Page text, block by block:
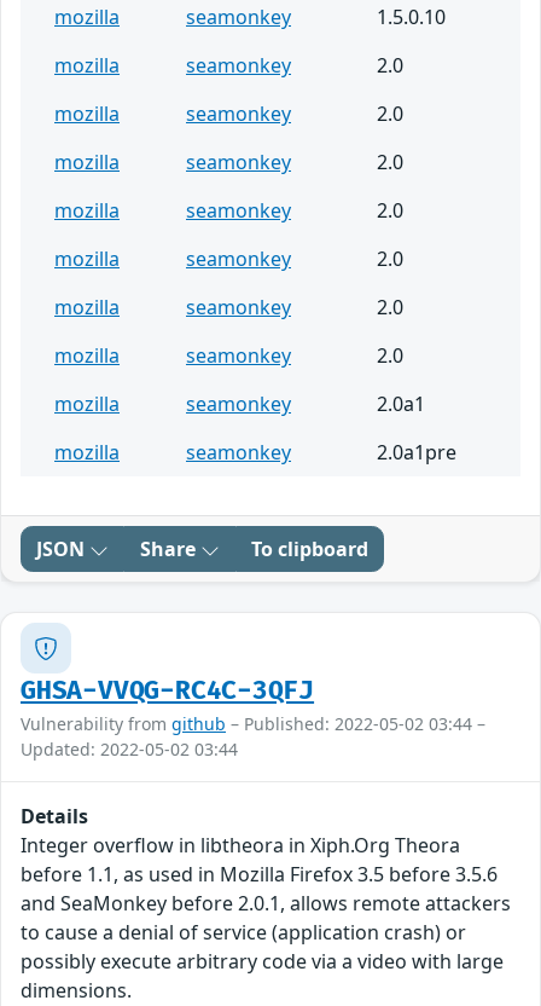
mozilla
seamonkey
1.5.0.10
mozilla
seamonkey
2.0
mozilla
seamonkey
2.0
mozilla
seamonkey
2.0
mozilla
seamonkey
2.0
mozilla
seamonkey
2.0
mozilla
seamonkey
2.0
mozilla
seamonkey
2.0
mozilla
seamonkey
2.0a1
mozilla
seamonkey 2.0a1pre
JSON Share To clipboard
GHSA-VVQG-RC4C-3QFJ
Vulnerability from github – Published: 2022-05-02 03:44 –
Updated: 2022-05-02 03:44
Details
Integer overflow in libtheora in Xiph.Org Theora
before 1.1, as used in Mozilla Firefox 3.5 before 3.5.6
and SeaMonkey before 2.0.1, allows remote attackers
to cause a denial of service (application crash) or
possibly execute arbitrary code via a video with large
dimensions.